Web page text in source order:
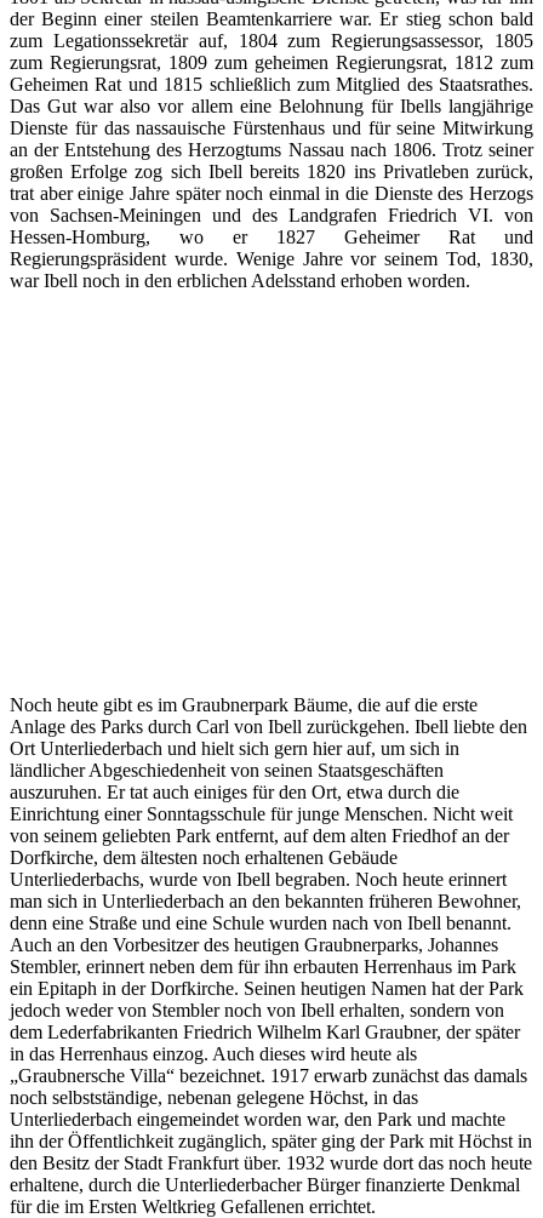
der Beginn einer steilen Beamtenkarriere war. Er stieg schon bald
zum Legationssekretär auf, 1804 zum Regierungsassessor, 1805
zum Regierungsrat, 1809 zum geheimen Regierungsrat, 1812 zum
Geheimen Rat und 1815 schließlich zum Mitglied des Staatsrathes.
Das Gut war also vor allem eine Belohnung für Ibells langjährige
Dienste für das nassauische Fürstenhaus und für seine Mitwirkung
an der Entstehung des Herzogtums Nassau nach 1806. Trotz seiner
großen Erfolge zog sich Ibell bereits 1820 ins Privatleben zurück,
trat aber einige Jahre später noch einmal in die Dienste des Herzogs
von Sachsen-Meiningen und des Landgrafen Friedrich VI. von
Hessen-Homburg, wo er 1827 Geheimer Rat und
Regierungspräsident wurde. Wenige Jahre vor seinem Tod, 1830,
war Ibell noch in den erblichen Adelsstand erhoben worden.
Noch heute gibt es im Graubnerpark Bäume, die auf die erste
Anlage des Parks durch Carl von Ibell zurückgehen. Ibell liebte den
Ort Unterliederbach und hielt sich gern hier auf, um sich in
ländlicher Abgeschiedenheit von seinen Staatsgeschäften
auszuruhen. Er tat auch einiges für den Ort, etwa durch die
Einrichtung einer Sonntagsschule für junge Menschen. Nicht weit
von seinem geliebten Park entfernt, auf dem alten Friedhof an der
Dorfkirche, dem ältesten noch erhaltenen Gebäude
Unterliederbachs, wurde von Ibell begraben. Noch heute erinnert
man sich in Unterliederbach an den bekannten früheren Bewohner,
denn eine Straße und eine Schule wurden nach von Ibell benannt.
Auch an den Vorbesitzer des heutigen Graubnerparks, Johannes
Stembler, erinnert neben dem für ihn erbauten Herrenhaus im Park
ein Epitaph in der Dorfkirche. Seinen heutigen Namen hat der Park
jedoch weder von Stembler noch von Ibell erhalten, sondern von
dem Lederfabrikanten Friedrich Wilhelm Karl Graubner, der später
in das Herrenhaus einzog. Auch dieses wird heute als
„Graubnersche Villa“ bezeichnet. 1917 erwarb zunächst das damals
noch selbstständige, nebenan gelegene Höchst, in das
Unterliederbach eingemeindet worden war, den Park und machte
ihn der Öffentlichkeit zugänglich, später ging der Park mit Höchst in
den Besitz der Stadt Frankfurt über. 1932 wurde dort das noch heute
erhaltene, durch die Unterliederbacher Bürger finanzierte Denkmal
für die im Ersten Weltkrieg Gefallenen errichtet.